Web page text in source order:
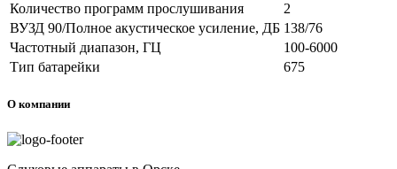
Количество программ прослушивания
2
ВУЗД 90/Полное акустическое усиление, ДБ 138/76
Частотный диапазон, ГЦ
100-6000
Тип батарейки
675
О компании